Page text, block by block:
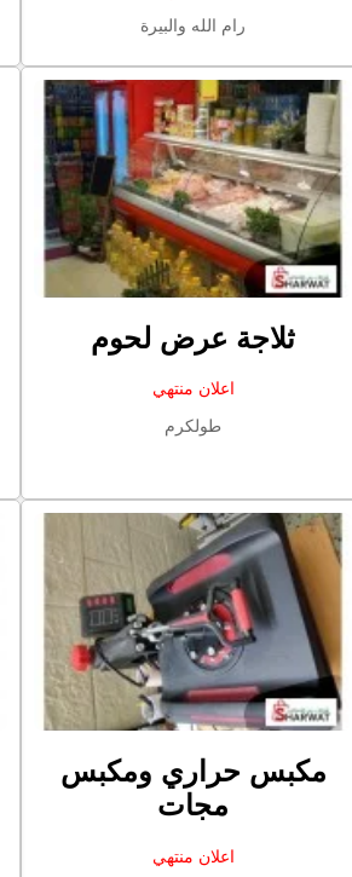
رام الله والبيرة
ثلاجة عرض لحوم
اعلان منتهي
طولكرم
مكبس حراري ومكبس
مجات
اعلان منتهي